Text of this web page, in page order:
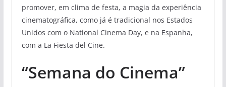
promover, em clima de festa, a magia da experiência
cinematográfica, como já é tradicional nos Estados
Unidos com o National Cinema Day, e na Espanha,
com a La Fiesta del Cine.
“Semana do Cinema”